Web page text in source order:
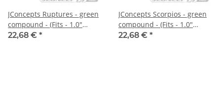
JConcepts Ruptures - green
compound - (Fits - 1.0"
SCX24 wheel) - 63mm OD
22,68 € *
JConcepts Scorpios - green
compound - (Fits - 1.0"
SCX24 wheel) - 63mm OD
22,68 € *